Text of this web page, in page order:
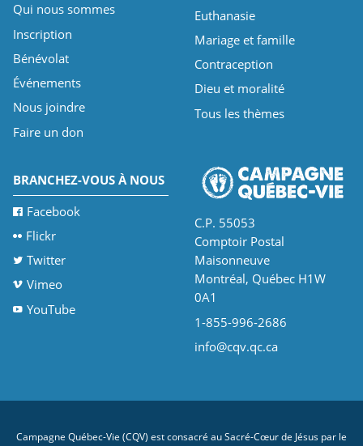
Qui nous sommes
Inscription
Bénévolat
Événements
Nous joindre
Faire un don
Euthanasie
Mariage et famille
Contraception
Dieu et moralité
Tous les thèmes
BRANCHEZ-VOUS À NOUS
Facebook
Flickr
Twitter
Vimeo
YouTube
C.P. 55053
Comptoir Postal
Maisonneuve
Montréal, Québec H1W
0A1
1-855-996-2686
info@cqv.qc.ca
Campagne Québec-Vie (CQV) est consacré au Sacré-Cœur de Jésus par le